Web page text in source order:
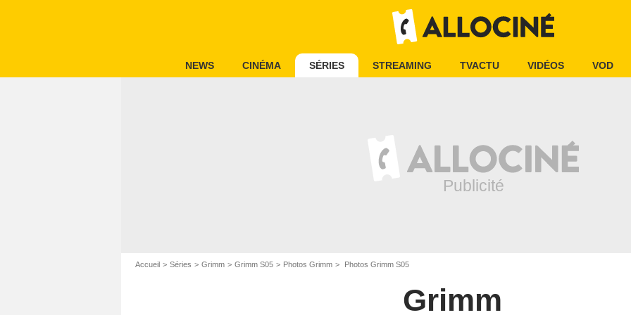
NEWS CINÉMA SÉRIES STREAMING TVACTU VIDÉOS VOD
Accueil Séries Grimm Grimm S05 Photos Grimm Photos Grimm S05
Grimm